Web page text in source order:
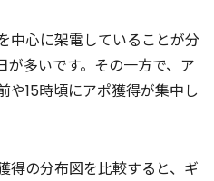
中心に架電していることが分
が多いです。その一方で、ア
や15時頃にアポ獲得が集中し
得の分布図を比較すると、ギ